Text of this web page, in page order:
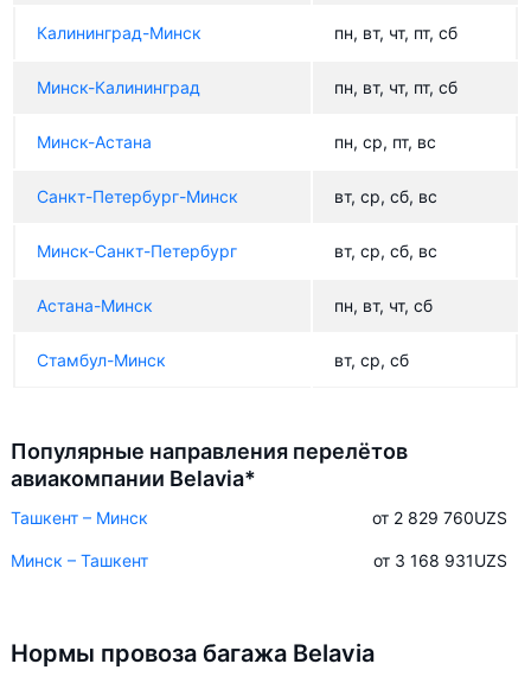
Калининград-Минск пн, вт, чт, пт, сб
Минск-Калининград пн, вт, чт, пт, сб
Минск-Астана пн, ср, пт, вс
Санкт-Петербург-Минск вт, ср, сб, вс
Минск-Санкт-Петербург вт, ср, сб, вс
Астана-Минск пн, вт, чт, сб
Стамбул-Минск вт, ср, сб
Популярные направления перелётов
авиакомпании Belavia*
Ташкент – Минск от 2 829 760UZS
Минск – Ташкент от 3 168 931UZS
Нормы провоза багажа Belavia